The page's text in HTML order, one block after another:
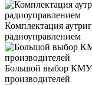
Комплектация
радиоуправлением
Большой выбор КМУ
производителей